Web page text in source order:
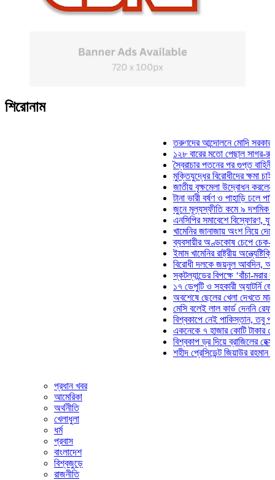
শিরোনাম
তরুণদের আন্দোলনে মোদি সরকার দুর্বল
১২৮ বারের মতো পেছাল সাগর-রুনি
স্বৈরাচার পতনের পর গুপ্ত বাহিনীর
মুক্তিযুদ্ধের বিরোধীদের ক্ষমা চাইতে
জাতীয় বৃক্ষমেলা উদ্বোধন করলেন
টানা ভারী বর্ষণ ও পাহাড়ি ঢলে পানিবন্দি
জুনে মূল্যস্ফীতি কমে ৯ দশমিক ১৬
এনসিপির সমাবেশে বিস্ফোরণ,
খামেনির জানাজায় অংশ নিয়ে দেশে
ব্যবসায়ীর অণ্ডকোষ চেপে চেক-
ইমাম খামেনির রাষ্ট্রীয়
বিরোধী দলকে জয়নুল আবদিন,
স্কটল্যান্ডের বিপক্ষে ‘বাঁচা-মরার
১৭ ডেপুটি ও সহকারী অ্যাটর্নি
অবশেষে ছেলের খেলা দেখতে মাঠে
মেসি বলেই লাল কার্ড দেননি রেফারি!
বিশ্বকাপে নেই পাকিস্তান, তবু
একনেকে ৭ হাজার কোটি টাকার ৫
বিশ্বকাপ ড্র দিয়ে ব্রাজিলের হেক্সা
শহীদ প্রেসিডেন্ট জিয়াউর রহমান
প্রধান খবর
আমেরিকা
অর্থনীতি
খেলাধুলা
ধর্ম
প্রবাস
বাংলাদেশ
বিশ্বজুড়ে
রাজনীতি